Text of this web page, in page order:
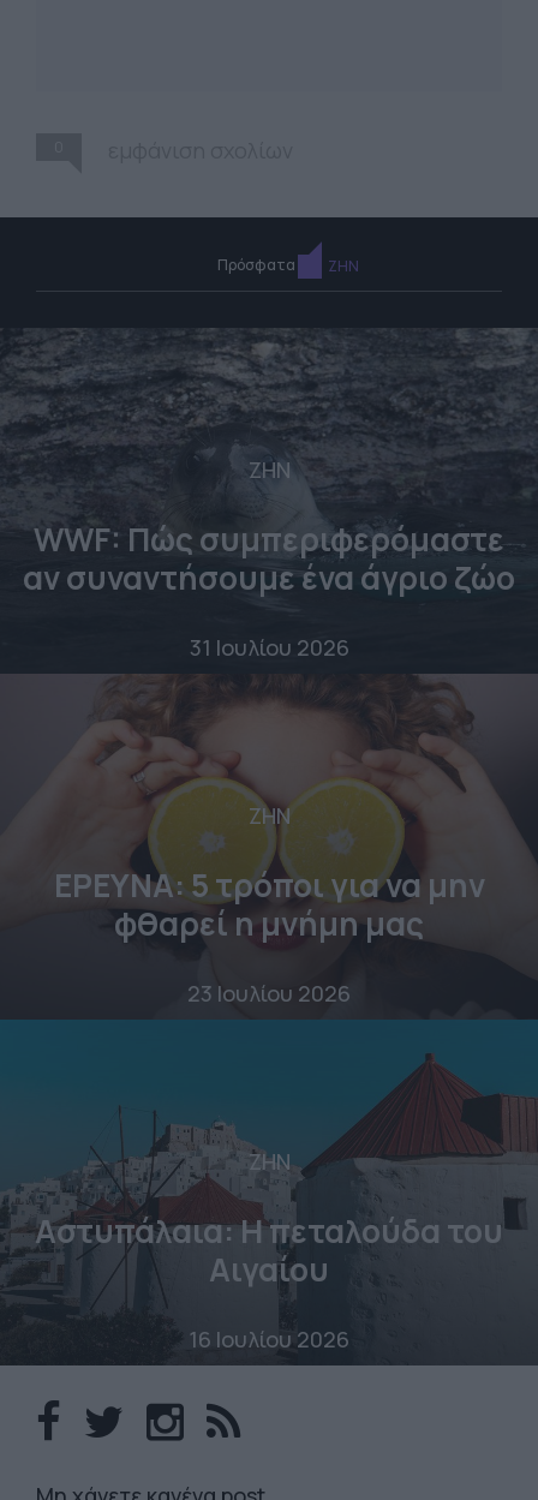
Πρόσφατα ΖΗΝ
ΖΗΝ
WWF: Πώς συμπεριφερόμαστε
αν συναντήσουμε ένα άγριο ζώο
31 Ιουλίου 2026
ΖΗΝ
ΕΡΕΥΝΑ: 5 τρόποι για να μην
φθαρεί η μνήμη μας
23 Ιουλίου 2026
ΖΗΝ
Αστυπάλαια: Η πεταλούδα του
Αιγαίου
16 Ιουλίου 2026